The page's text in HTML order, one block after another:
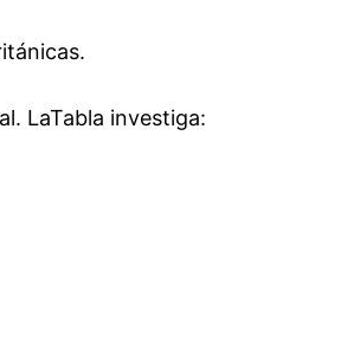
LaTabla investiga: